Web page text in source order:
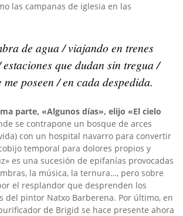
las campanas de iglesia en las
de agua / viajando en trenes
estaciones que dudan sin tregua /
me poseen / en cada despedida.
parte, «Algunos días», elijo «El cielo
se contrapone un bosque de arces
con un hospital navarro para convertir
temporal para dolores propios y
es una sucesión de epifanías provocadas
la música, la ternura…, pero sobre
el resplandor que desprenden los
del pintor Natxo Barberena. Por último, en
de Brigid se hace presente ahora